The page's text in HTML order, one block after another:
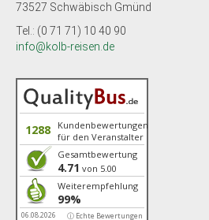
73527 Schwäbisch Gmünd
Tel.: (0 71 71) 10 40 90
info@kolb-reisen.de
1288
Kundenbewertungen
für den Veranstalter
Gesamtbewertung
4.71 von 5.00
Weiterempfehlung
99%
06.08.2026 ⓘ Echte Bewertungen